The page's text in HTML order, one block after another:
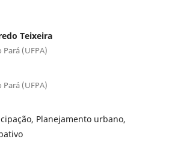
Teixeira
(UFPA)
(UFPA)
Planejamento urbano,